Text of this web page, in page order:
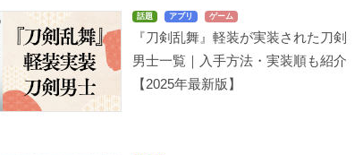
話題 アプリ ゲーム
『刀剣乱舞』軽装が実装された刀剣
男士一覧｜入手方法・実装順も紹介
【2025年最新版】